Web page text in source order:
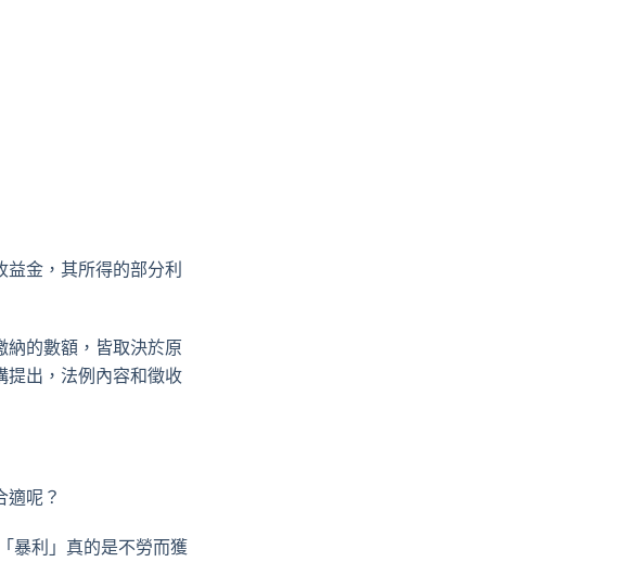
金，其所得的部分利
的數額，皆取決於原
提出，法例內容和徵收
呢？
暴利」真的是不勞而獲